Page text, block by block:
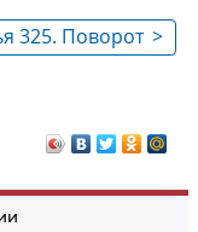
>
325. Поворот